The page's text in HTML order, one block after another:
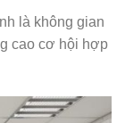
là không gian
cao cơ hội hợp